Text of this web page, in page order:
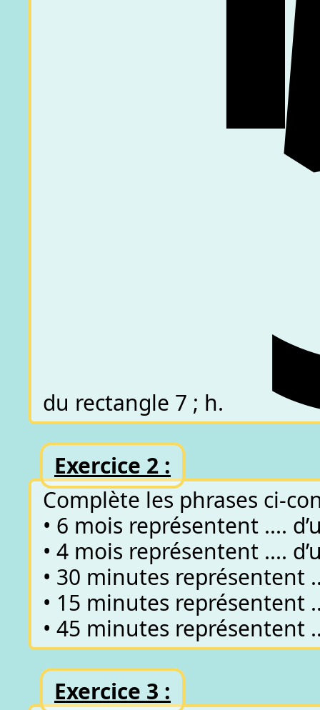
du rectangle 7 ; h.
Exercice 2 :
Complète les phrases ci-
• 6 mois représentent ....
• 4 mois représentent ....
• 30 minutes représentent
• 15 minutes représentent
• 45 minutes représentent
Exercice 3 :